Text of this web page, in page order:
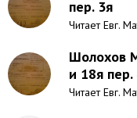
пер. 3я
Читает Евг.
Шолохов
и 18я пер.
Читает Евг.